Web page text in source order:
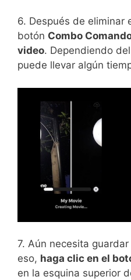
6. Después de eliminar
botón Combo
video. Dependiendo
puede llevar algún
7. Aún necesita
eso, haga clic en el
en la esquina superior